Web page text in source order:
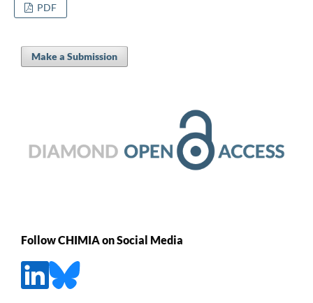
PDF
Make a Submission
Follow CHIMIA on Social Media